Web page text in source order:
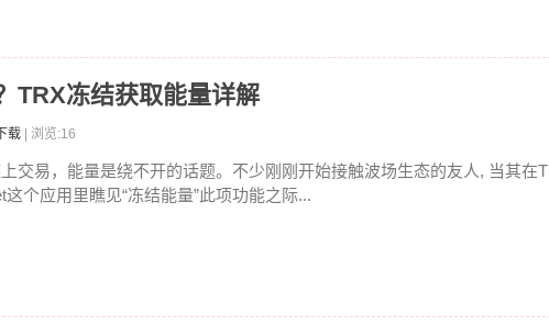
TRX冻结获取能量详解
载 | 浏览:16
交易，能量是绕不开的话题。不少刚刚开始接触波场生态的友人, 当其在T
这个应用里瞧见“冻结能量”此项功能之际...